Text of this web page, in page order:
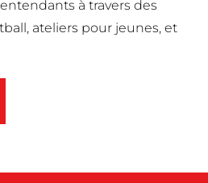
à travers des
ateliers pour jeunes, et